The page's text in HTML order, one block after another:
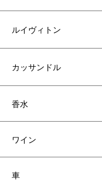
ルイヴィトン
カッサンドル
香水
ワイン
車